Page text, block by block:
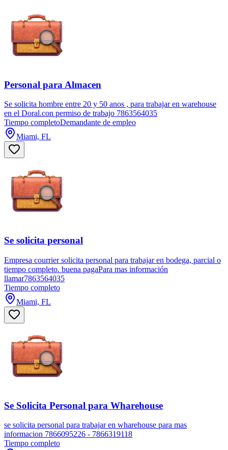
Personal para Almacen
Se solicita hombre entre 20 y 50 anos , para trabajar en warehouse
en el Doral.con permiso de trabajo 7863564035
Tiempo completoDemandante de empleo
Miami, FL
Se solicita personal
Empresa courrier solicita personal para trabajar en bodega, parcial o
tiempo completo. buena pagaPara mas información
llamar7863564035
Tiempo completo
Miami, FL
Se Solicita Personal para Wharehouse
se solicita personal para trabajar en wharehouse para mas
informacion 7866095226 - 7866319118
Tiempo completo